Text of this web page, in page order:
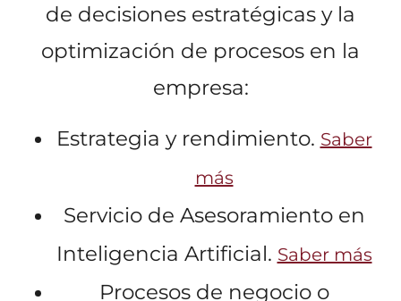
de decisiones estratégicas y la
optimización de procesos en la
empresa:
Estrategia y rendimiento. Saber
más
Servicio de Asesoramiento en
Inteligencia Artificial. Saber más
Procesos de negocio o